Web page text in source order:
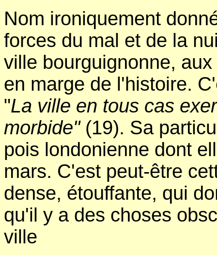
Nom ironiquement
forces du mal et de la
ville bourguignonne,
en marge de l'histoire.
"La ville en tous cas
morbide"(19). Sa
pois londonienne dont
mars. C'est peut-être
dense, étouffante, qui
qu'il y a des choses
ville